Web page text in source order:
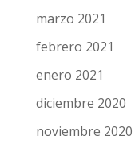
marzo 2021
febrero 2021
enero 2021
diciembre 2020
noviembre 2020